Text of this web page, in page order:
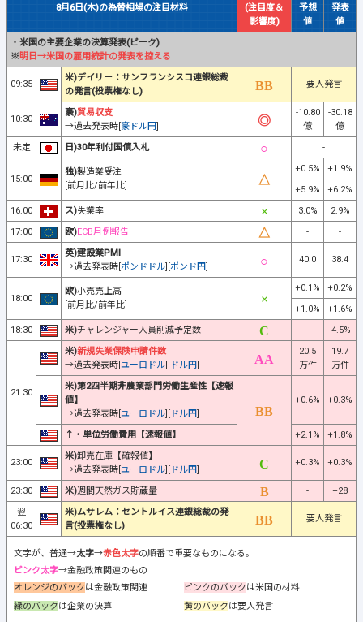
8月6日(木)の為替相場の注目材料
(注目度＆
影響度)
予想
値
発表
値
・ 米国の主要企業の決算発表(ピーク)
※明日→米国の雇用統計の発表を控える
09:35
米)デイリー：サンフランシスコ連銀総裁
の発言(投票権なし)
要人発言
10:30
豪)貿易収支
→過去発表時[豪ドル円]
-10.80
億
-30.18
億
未定
日)30年利付国債入札 -
15:00
独)製造業受注
[前月比/前年比]
+0.5%
+1.9%
+5.9%
+6.2%
16:00
ス)失業率 3.0%
2.9%
17:00
欧)ECB月例報告 - -
17:30
英)建設業PMI
→過去発表時[ポンドドル][ポンド円]
40.0 38.4
18:00
欧)小売売上高
[前月比/前年比]
+0.1%
+0.2%
+1.0%
+1.6%
18:30
米)チャレンジャー人員削減予定数 - -4.5%
21:30
米)新規失業保険申請件数
→過去発表時[ユーロドル][ ドル円]
20.5
万件
19.7
万件
米)第2四半期非農業部門労働生産性【速報
値】
→過去発表時[ユーロドル][ ドル円]
+0.6% +0.3%
↑・単位労働費用【速報値】 +2.1% +1.8%
23:00
米)卸売在庫【確報値】
→過去発表時[ユーロドル][ ドル円]
+0.3% +0.3%
23:30 米)週間天然ガス貯蔵量 -
+28
翌
06:30
米)ムサレム：セントルイス連銀総裁の発
言(投票権なし)
要人発言
文字が、普通→太字→赤色太字の順番で重要なものになる。
ピンク太字→金融政策関連のもの
オレンジのバックは金融政策関連 ピンクのバックは米国の材料
緑のバックは企業の決算 黄のバックは要人発言